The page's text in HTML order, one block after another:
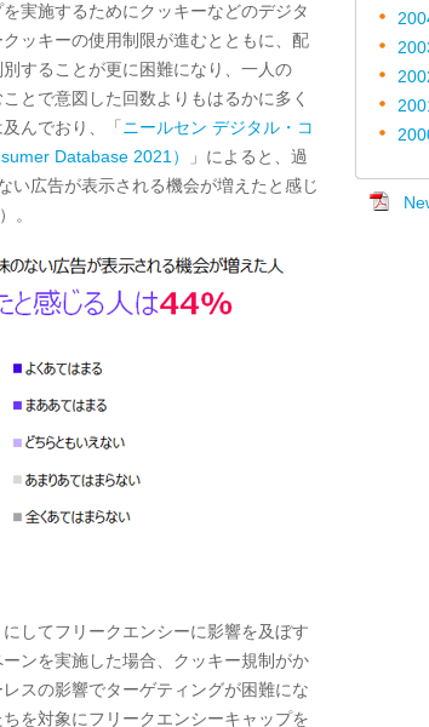
実施するためにクッキーなどのデジタ
ッキーの使用制限が進むとともに、配
することが更に困難になり、一人の
とで意図した回数よりもはるかに多く
んでおり、「 ニールセン デジタル・コ
Database 2021）
」によると、過
い広告が表示される機会が増えたと感じ
）。
してフリークエンシーに影響を及ぼす
ンを実施した場合、クッキー規制がか
スの影響でターゲティングが困難にな
を対象にフリークエンシーキャップを